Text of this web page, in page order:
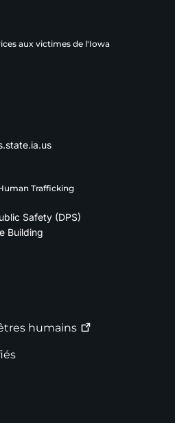
aux victimes de l'Iowa
Trafficking
Safety (DPS)
Building
humains